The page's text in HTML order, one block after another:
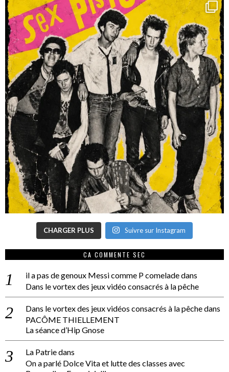
CHARGER PLUS Suivre sur Instagram
CA COMMENTE SEC
il a pas de genoux Messi comme P comeladedans
Dans le vortex des jeux vidéo consacrés à la pêche
Dans le vortex des jeux vidéos consacrés à la pêchedans
PACÔME THIELLEMENT
La séance d’Hip Gnose
La Patriedans
On a parlé Dolce Vita et lutte des classes avec